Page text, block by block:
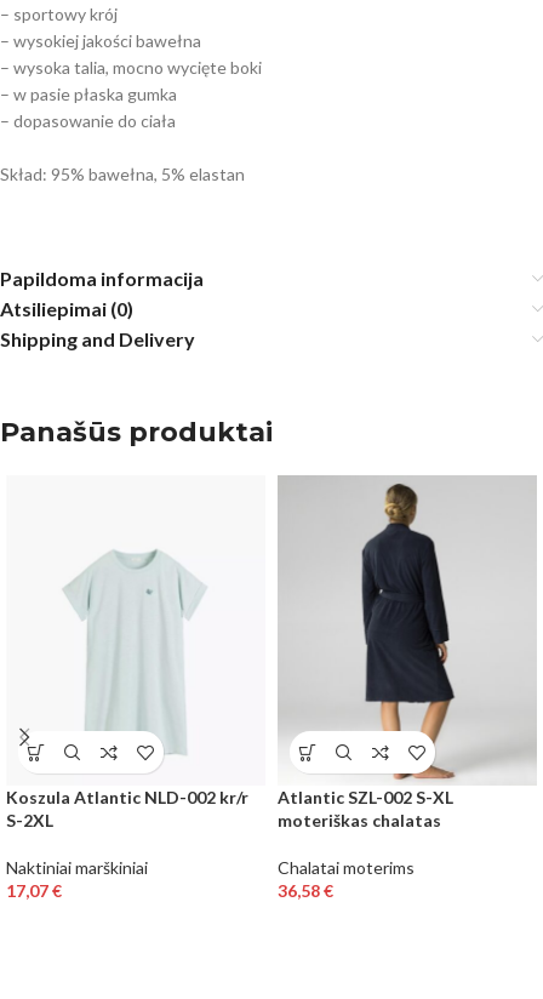
– sportowy krój
– wysokiej jakości bawełna
– wysoka talia, mocno wycięte boki
– w pasie płaska gumka
– dopasowanie do ciała
Skład: 95% bawełna, 5% elastan
Papildoma informacija
Atsiliepimai (0)
Shipping and Delivery
Panašūs produktai
Koszula Atlantic NLD-002 kr/r
S-2XL
Naktiniai marškiniai
17,07€
Atlantic SZL-002 S-XL
moteriškas chalatas
Chalatai moterims
36,58€